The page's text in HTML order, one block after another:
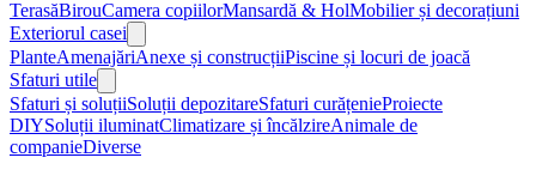
TerasăBirouCamera copiilorMansardă & HolMobilier și decorațiuni
Exteriorul casei
PlanteAmenajăriAnexe și construcțiiPiscine și locuri de joacă
Sfaturi utile
Sfaturi și soluțiiSoluții depozitareSfaturi curățenieProiecte
DIYSoluții iluminatClimatizare și încălzireAnimale de
companieDiverse